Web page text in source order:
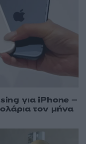
για iPhone –
τον μήνα